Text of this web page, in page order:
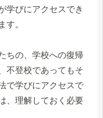
学びにアクセスでき
す。
ちの、学校への復帰
不登校であってもそ
で学びにアクセスで
、理解しておく必要